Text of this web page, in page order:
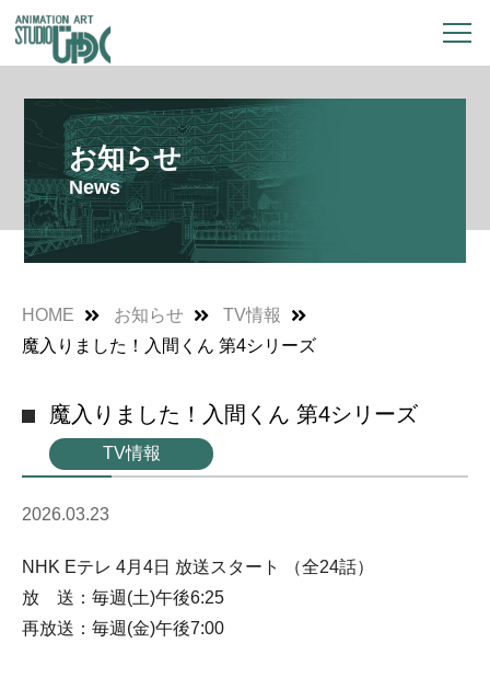
お知らせ
News
HOME お知らせ
TV情報
魔入りました！入間くん 第4シリーズ
魔入りました！入間くん 第4シリーズ
TV情報
2026.03.23
NHK Eテレ 4月4日 放送スタート （全24話）
放 送：毎週(土)午後6:25
再放送：毎週(金)午後7:00